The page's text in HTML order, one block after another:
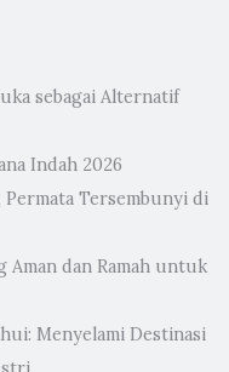
sebagai Alternatif
Indah 2026
Permata Tersembunyi di
Aman dan Ramah untuk
Menyelami Destinasi